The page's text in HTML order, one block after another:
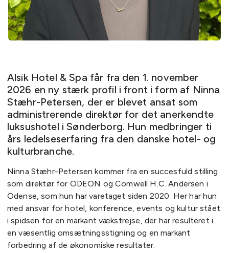
Alsik Hotel & Spa får fra den 1. november
2026 en ny stærk profil i front i form af Ninna
Stæhr-Petersen, der er blevet ansat som
administrerende direktør for det anerkendte
luksushotel i Sønderborg. Hun medbringer ti
års ledelseserfaring fra den danske hotel- og
kulturbranche.
Ninna Stæhr-Petersen kommer fra en succesfuld stilling
som direktør for ODEON og Comwell H.C. Andersen i
Odense, som hun har varetaget siden 2020. Her har hun
med ansvar for hotel, konference, events og kultur stået
i spidsen for en markant vækstrejse, der har resulteret i
en væsentlig omsætningsstigning og en markant
forbedring af de økonomiske resultater.